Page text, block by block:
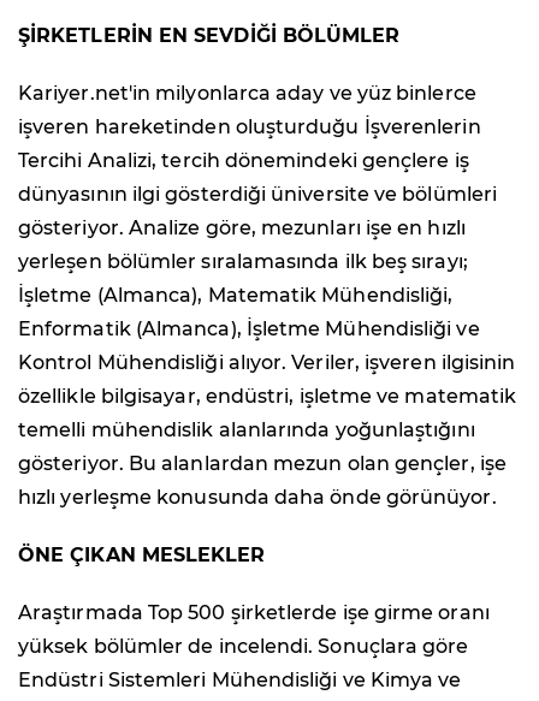
ŞİRKETLERİN EN SEVDİĞİ BÖLÜMLER
Kariyer.net'in milyonlarca aday ve yüz binlerce
işveren hareketinden oluşturduğu İşverenlerin
Tercihi Analizi, tercih dönemindeki gençlere iş
dünyasının ilgi gösterdiği üniversite ve bölümleri
gösteriyor. Analize göre, mezunları işe en hızlı
yerleşen bölümler sıralamasında ilk beş sırayı;
İşletme (Almanca), Matematik Mühendisliği,
Enformatik (Almanca), İşletme Mühendisliği ve
Kontrol Mühendisliği alıyor. Veriler, işveren ilgisinin
özellikle bilgisayar, endüstri, işletme ve matematik
temelli mühendislik alanlarında yoğunlaştığını
gösteriyor. Bu alanlardan mezun olan gençler, işe
hızlı yerleşme konusunda daha önde görünüyor.
ÖNE ÇIKAN MESLEKLER
Araştırmada Top 500 şirketlerde işe girme oranı
yüksek bölümler de incelendi. Sonuçlara göre
Endüstri Sistemleri Mühendisliği ve Kimya ve